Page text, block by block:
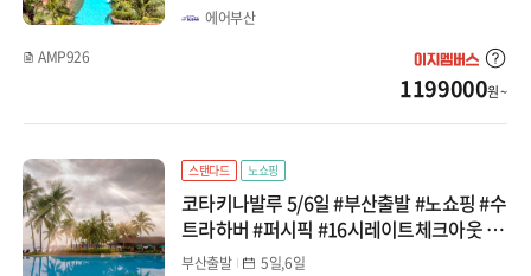
에어부산
AMP926
1199000원 ~
스탠다드 노쇼핑
코타키나발루 5/6일 #부산출발 #노쇼핑 #수
트라하버 #퍼시픽 #16시레이트체크아웃 #
호핑투어 #반딧불투어
부산출발
5일,6일